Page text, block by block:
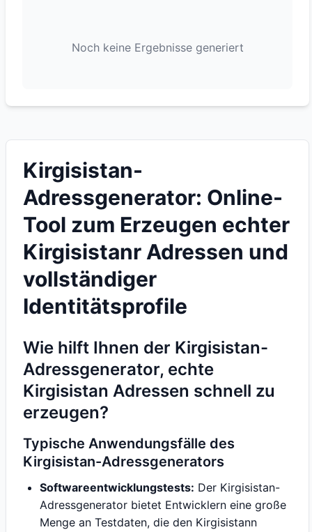
Noch keine Ergebnisse generiert
Kirgisistan-
Adressgenerator: Online-
Tool zum Erzeugen echter
Kirgisistanr Adressen und
vollständiger
Identitätsprofile
Wie hilft Ihnen der Kirgisistan-
Adressgenerator, echte
Kirgisistan Adressen schnell zu
erzeugen?
Typische Anwendungsfälle des
Kirgisistan-Adressgenerators
Softwareentwicklungstests: Der Kirgisistan-
Adressgenerator bietet Entwicklern eine große
Menge an Testdaten, die den Kirgisistann